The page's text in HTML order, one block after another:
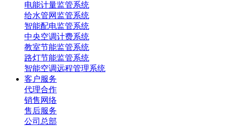
电能计量监管系统
给水管网监管系统
智能配电监管系统
中央空调计费系统
教室节能监管系统
路灯节能监管系统
智能空调远程管理系统
客户服务
代理合作
销售网络
售后服务
公司总部